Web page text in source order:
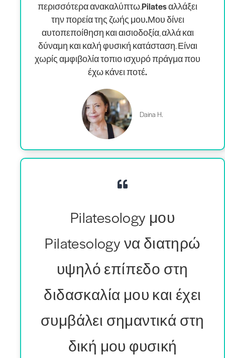
περισσότερα ανακαλύπτω.Pilates αλλάξει
την πορεία της ζωής μου.Μου δίνει
αυτοπεποίθηση και αισιοδοξία, αλλά και
δύναμη και καλή φυσική κατάσταση. Είναι
χωρίς αμφιβολία τοπιο ισχυρό πράγμα που
έχω κάνει ποτέ.
Daina H.
Pilatesology μου
Pilatesology να διατηρώ
υψηλό επίπεδο στη
διδασκαλία μου και έχει
συμβάλει σημαντικά στη
δική μου φυσική